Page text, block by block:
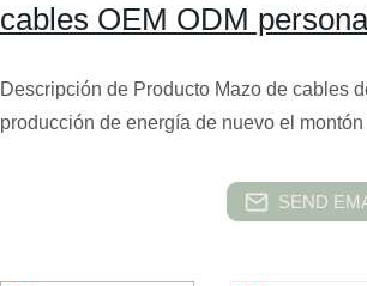
cables OEM ODM
Descripción de Producto Mazo de cables
producción de energía de nuevo el
SEND